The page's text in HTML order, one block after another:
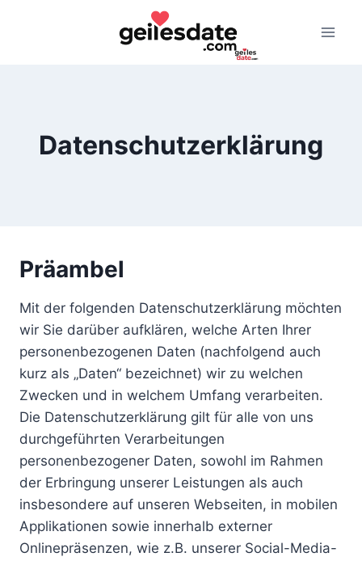
Datenschutzerklärung
Präambel
Mit der folgenden Datenschutzerklärung möchten
wir Sie darüber aufklären, welche Arten Ihrer
personenbezogenen Daten (nachfolgend auch
kurz als „Daten“ bezeichnet) wir zu welchen
Zwecken und in welchem Umfang verarbeiten.
Die Datenschutzerklärung gilt für alle von uns
durchgeführten Verarbeitungen
personenbezogener Daten, sowohl im Rahmen
der Erbringung unserer Leistungen als auch
insbesondere auf unseren Webseiten, in mobilen
Applikationen sowie innerhalb externer
Onlinepräsenzen, wie z.B. unserer Social-Media-